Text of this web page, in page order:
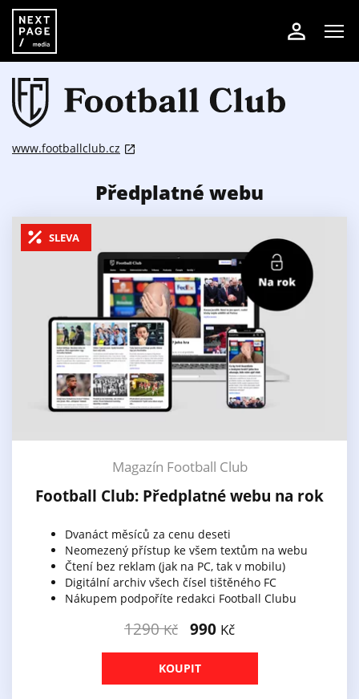
www.footballclub.cz
Předplatné webu
SLEVA
Magazín Football Club
Football Club: Předplatné webu na rok
Dvanáct měsíců za cenu deseti
Neomezený přístup ke všem textům na webu
Čtení bez reklam (jak na PC, tak v mobilu)
Digitální archiv všech čísel tištěného FC
Nákupem podpoříte redakci Football Clubu
1290Kč 990 Kč
KOUPIT